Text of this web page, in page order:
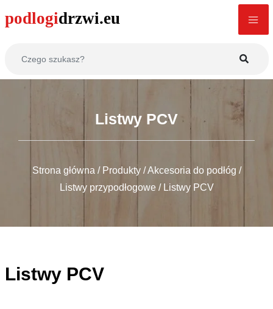
Listwy PCV
Strona główna / Produkty/Akcesoria do podłóg /
Listwy przypodłogowe/ Listwy PCV
Listwy PCV